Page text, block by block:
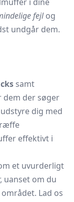
fejlog
undgår dem.
samt
dem der søger
dig med
effektivt i
et uvurderligt
uanset om du
Lad os